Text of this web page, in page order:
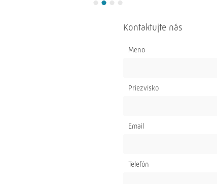
Kontaktujte nás
Meno
Priezvisko
Email
Telefón